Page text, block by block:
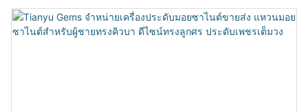
ต้องการที่หลากหลาย ทางร้านยังมีบริการปรับแต่งผลิตภัณฑ์ตามความ
ต้องการของลูกค้าอีกด้วย